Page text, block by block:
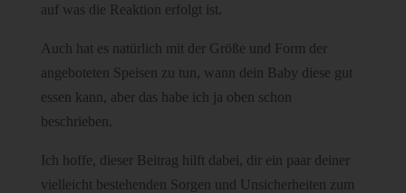
auf was die Reaktion erfolgt ist.
Auch hat es natürlich mit der Größe und Form der
angeboteten Speisen zu tun, wann dein Baby diese gut
essen kann, aber das habe ich ja oben schon
beschrieben.
Ich hoffe, dieser Beitrag hilft dabei, dir ein paar deiner
vielleicht bestehenden Sorgen und Unsicherheiten zum